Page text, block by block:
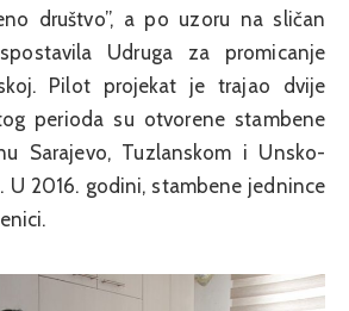
društvo”, a po uzoru na sličan
Udruga za promicanje
Pilot projekat je trajao dvije
perioda su otvorene stambene
Sarajevo, Tuzlanskom i Unsko-
U 2016. godini, stambene jednince